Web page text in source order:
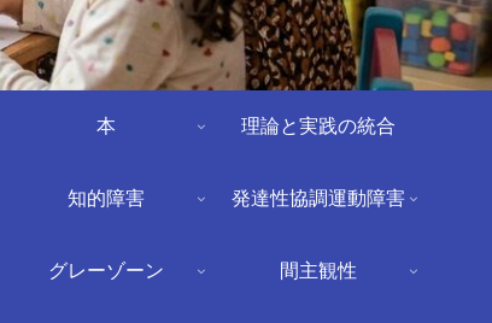
本 理論と実践の統合
知的障害 発達性協調運動障害
グレーゾーン 間主観性